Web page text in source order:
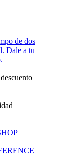
de dos
Dale a tu
descuento